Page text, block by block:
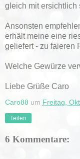
gleich mit ersichtlich
Ansonsten
erhält meine eine
geliefert - zu faieren
Welche Gewürze
Liebe Grüße Caro
Caro88 um Freitag,
Teilen
6 Kommentare: